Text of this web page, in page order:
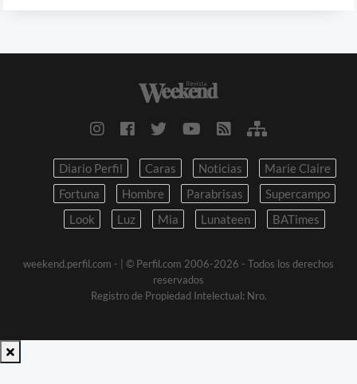
Diario Perfil Caras Noticias
Marie Claire
Fortuna
Hombre Parabrisas
Supercampo
Look
Luz Mia Lunateen BATimes
weekend.perfil.com -
| © Perfil.com 2006-2026 - Todos los derechos
reservados
Registro de Propiedad Intelectual: Nro.